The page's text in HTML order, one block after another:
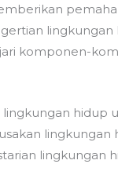
lingkungan
komponen-
hidup
lingkungan